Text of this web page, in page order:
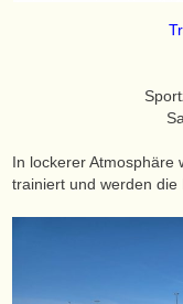
In lockerer Atmosphäre
trainiert und werden die